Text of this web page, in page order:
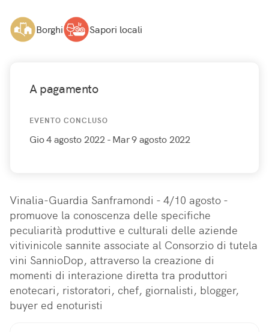
Borghi Sapori locali
A pagamento
EVENTO CONCLUSO
Gio 4 agosto 2022- Mar 9 agosto 2022
Vinalia-Guardia Sanframondi - 4/10 agosto -
promuove la conoscenza delle specifiche
peculiarità produttive e culturali delle aziende
vitivinicole sannite associate al Consorzio di tutela
vini SannioDop, attraverso la creazione di
momenti di interazione diretta tra produttori
enotecari, ristoratori, chef, giornalisti, blogger,
buyer ed enoturisti